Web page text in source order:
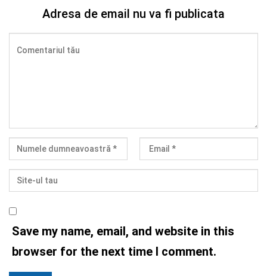
Adresa de email nu va fi publicata
Save my name, email, and website in this
browser for the next time I comment.